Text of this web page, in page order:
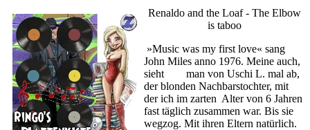
Renaldo and the Loaf - The Elbow
is taboo
»Music was my first love« sang
John Miles anno 1976. Meine auch,
sieht man von Uschi L. mal ab,
der blonden Nachbarstochter, mit
der ich im zarten Alter von 6 Jahren
fast täglich zusammen war. Bis sie
wegzog. Mit ihren Eltern natürlich.